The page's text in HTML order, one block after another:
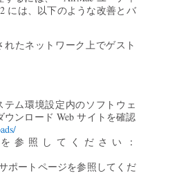
には、以下のような改善とバ
たネットワーク上でゲスト
ム環境設定内のソフトウェ
ンロード Web サイトを確認
参照してください：
ポートページを参照してくだ